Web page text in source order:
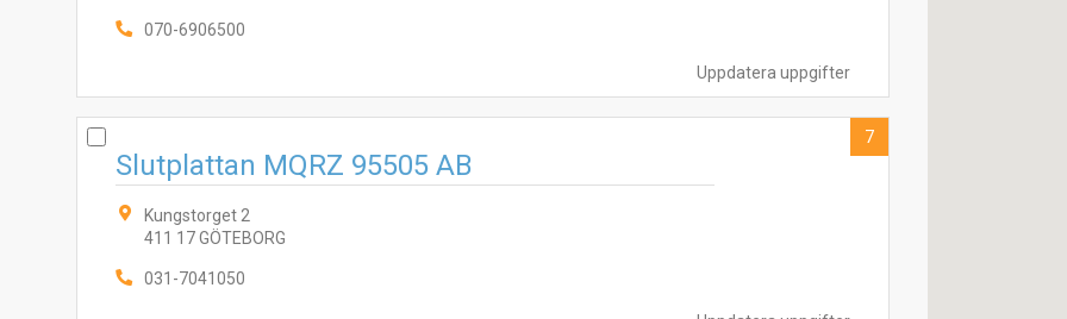
Uppdatera uppgifter
070-6906500
Slutplattan MQRZ 95505 AB
Kungstorget 2
411 17 GÖTEBORG
031-7041050
7